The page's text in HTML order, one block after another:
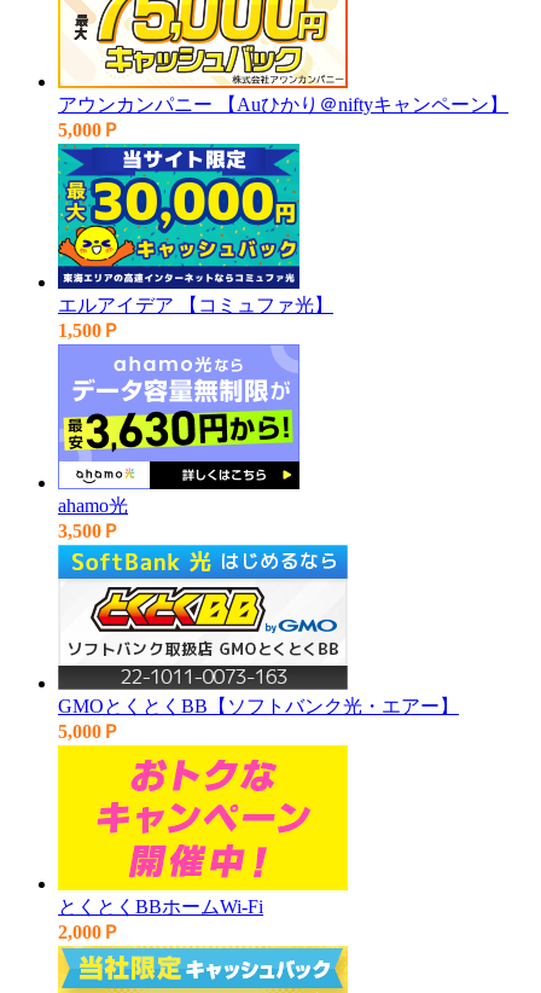
アウンカンパニー 【Auひかり＠niftyキャンペーン】
5,000Ｐ
エルアイデア 【コミュファ光】
1,500Ｐ
ahamo光
3,500Ｐ
GMOとくとくBB【ソフトバンク光・エアー】
5,000Ｐ
とくとくBBホームWi-Fi
2,000Ｐ